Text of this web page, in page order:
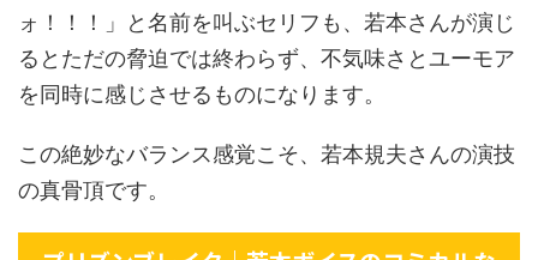
ォ！！！」と名前を叫ぶセリフも、若本さんが演じ
るとただの脅迫では終わらず、不気味さとユーモア
を同時に感じさせるものになります。
この絶妙なバランス感覚こそ、若本規夫さんの演技
の真骨頂です。